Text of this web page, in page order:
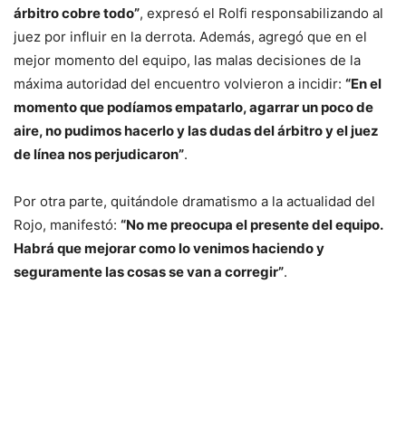
árbitro cobre todo”, expresó el Rolfi responsabilizando al
juez por influir en la derrota. Además, agregó que en el
mejor momento del equipo, las malas decisiones de la
máxima autoridad del encuentro volvieron a incidir: “En el
momento que podíamos empatarlo, agarrar un poco de
aire, no pudimos hacerlo y las dudas del árbitro y el juez
de línea nos perjudicaron”.
Por otra parte, quitándole dramatismo a la actualidad del
Rojo, manifestó: “No me preocupa el presente del equipo.
Habrá que mejorar como lo venimos haciendo y
seguramente las cosas se van a corregir”.